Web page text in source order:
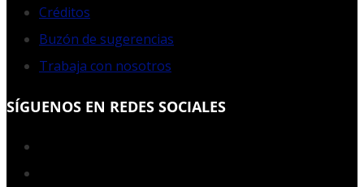
Créditos
Buzón de sugerencias
Trabaja con nosotros
SÍGUENOS EN REDES SOCIALES